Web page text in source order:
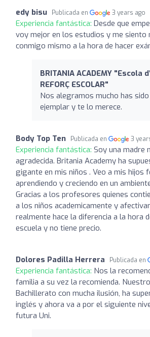
edy bisu Publicada en 3 years ago
Experiencia fantástica: Desde que
voy mejor en los estudios y me siento
conmigo mismo a la hora de hacer
BRITANIA ACADEMY "Escola
REFORÇ ESCOLAR"
Nos alegramos mucho has
ejemplar y te lo merece.
Body Top Ten Publicada en 3
Experiencia fantástica: Soy una madre
agradecida. Britania Academy ha
gigante en mis niños . Veo a mis hijos
aprendiendo y creciendo en un
Gracias a los profesores quienes
a los niños academicamente y
realmente hace la diferencia a la hora
escuela y no tiene precio.
Dolores Padilla Herrera Publicada en
Experiencia fantástica: Nos la
familia a su vez la recomienda.
Bachillerato con mucha ilusión, ha
inglés y ahora va a por el siguiente
futura Uni.